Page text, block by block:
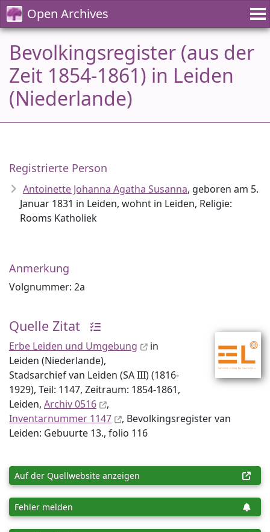
Open Archives
Bevolkingsregister (aus der
Zeit 1854-1861) in Leiden
(Niederlande)
Registrierte Person
Antoinette Johanna Agatha Susanna, geboren am 5.
Januar 1831 in Leiden, wohnt in Leiden, Religie:
Rooms Katholiek
Anmerkung
Volgnummer: 2a
Quelle Zitat
Erbe Leiden und Umgebung
in
Leiden (Niederlande),
Stadsarchief van Leiden (SA III) (1816-
1929), Teil: 1147, Zeitraum: 1854-1861,
Leiden, Archiv 0516
,
Inventar­nummer 1147
, Bevolkingsregister van
Leiden: Gebuurte 13., folio 116
Auf der Quellwebsite anzeigen
Fehler melden